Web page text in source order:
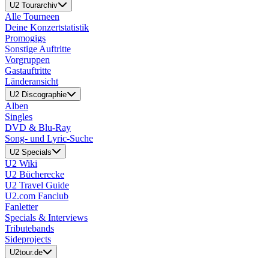
U2 Tourarchiv
Alle Tourneen
Deine Konzertstatistik
Promogigs
Sonstige Auftritte
Vorgruppen
Gastauftritte
Länderansicht
U2 Discographie
Alben
Singles
DVD & Blu-Ray
Song- und Lyric-Suche
U2 Specials
U2 Wiki
U2 Bücherecke
U2 Travel Guide
U2.com Fanclub
Fanletter
Specials & Interviews
Tributebands
Sideprojects
U2tour.de